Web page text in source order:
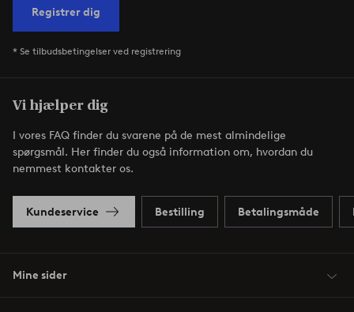
Registrer dig
* Se tilbudsbetingelser ved registrering
Vi hjælper dig
I vores FAQ finder du svarene på de mest almindelige
spørgsmål. Her finder du også information om, hvordan du
nemmest kontakter os.
Kundeservice Bestilling Betalingsmåde
Mine sider